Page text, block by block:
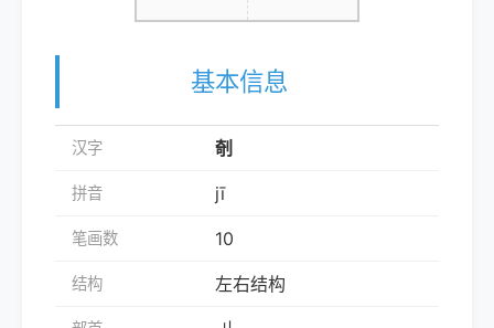
基本信息
汉字 剞
拼音 jī
笔画数 10
结构 左右结构